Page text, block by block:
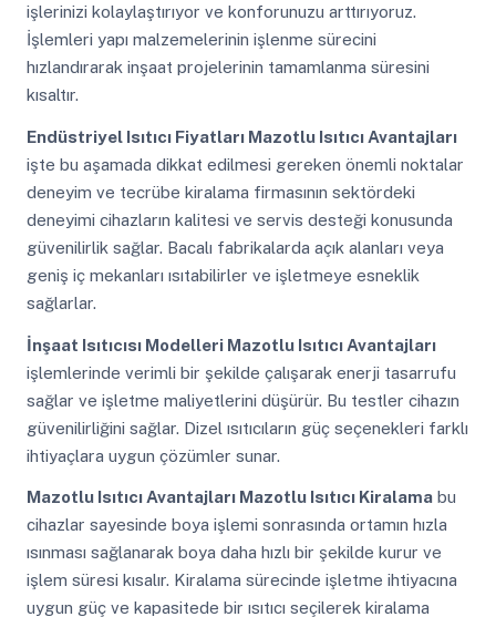
işlerinizi kolaylaştırıyor ve konforunuzu arttırıyoruz.
İşlemleri yapı malzemelerinin işlenme sürecini
hızlandırarak inşaat projelerinin tamamlanma süresini
kısaltır.
Endüstriyel Isıtıcı Fiyatları Mazotlu Isıtıcı Avantajları
işte bu aşamada dikkat edilmesi gereken önemli noktalar
deneyim ve tecrübe kiralama firmasının sektördeki
deneyimi cihazların kalitesi ve servis desteği konusunda
güvenilirlik sağlar. Bacalı fabrikalarda açık alanları veya
geniş iç mekanları ısıtabilirler ve işletmeye esneklik
sağlarlar.
İnşaat Isıtıcısı Modelleri Mazotlu Isıtıcı Avantajları
işlemlerinde verimli bir şekilde çalışarak enerji tasarrufu
sağlar ve işletme maliyetlerini düşürür. Bu testler cihazın
güvenilirliğini sağlar. Dizel ısıtıcıların güç seçenekleri farklı
ihtiyaçlara uygun çözümler sunar.
Mazotlu Isıtıcı Avantajları Mazotlu Isıtıcı Kiralamabu
cihazlar sayesinde boya işlemi sonrasında ortamın hızla
ısınması sağlanarak boya daha hızlı bir şekilde kurur ve
işlem süresi kısalır. Kiralama sürecinde işletme ihtiyacına
uygun güç ve kapasitede bir ısıtıcı seçilerek kiralama